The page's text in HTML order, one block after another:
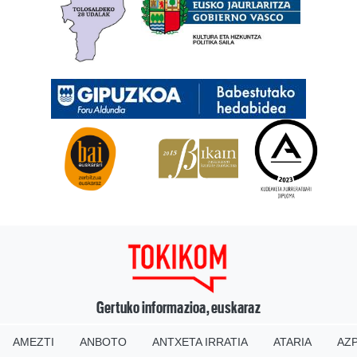
Gertuko informazioa, euskaraz
AMEZTI ANBOTO ANTXETA IRRATIA ATARIA